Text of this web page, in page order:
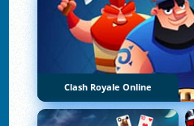
Clash Royale Online